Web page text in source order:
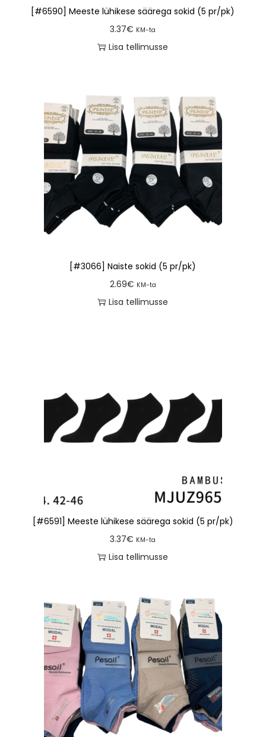
[#6590] Meeste lühikese säärega sokid (5 pr/pk)
3.37€ KM-ta
Lisa tellimusse
[#3066] Naiste sokid (5 pr/pk)
2.69€ KM-ta
Lisa tellimusse
[#6591] Meeste lühikese säärega sokid (5 pr/pk)
3.37€ KM-ta
Lisa tellimusse